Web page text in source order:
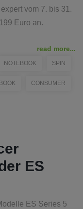
vom 7. bis 31.
Euro an.
read more...
NOTEBOOK SPIN
CONSUMER
ES
ES Series 5